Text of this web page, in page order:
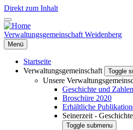
Direkt zum Inhalt
Verwaltungsgemeinschaft Weidenberg
Menü
Startseite
Verwaltungsgemeinschaft
Toggle
Unsere
Geschichte und Zahlen
Broschüre 2020
Erhältliche
Seinerzeit -
Toggle submenu